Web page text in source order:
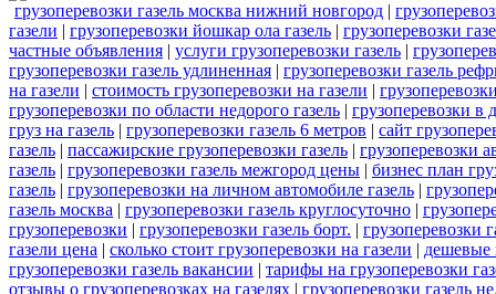
грузоперевозки газель москва нижний новгород |
газели | грузоперевозки йошкар ола газель | грузоперевозки
частные объявления | услуги грузоперевозки газель |
грузоперевозки газель удлиненная | грузоперевозки газель
на газели | стоимость грузоперевозки на газели |
грузоперевозки по области недорого газель | грузоперевозки в
груз на газель | грузоперевозки газель 6 метров | сайт
газель | пассажирские грузоперевозки газель | грузоперевозки
газель | грузоперевозки газель межгород цены | бизнес план
газель | грузоперевозки на личном автомобиле газель |
газель москва | грузоперевозки газель круглосуточно |
грузоперевозки | грузоперевозки газель борт. | грузоперевозки
газели цена | сколько стоит грузоперевозки на газели | дешевые
грузоперевозки газель вакансии | тарифы на грузоперевозки
отзывы о грузоперевозках на газелях | грузоперевозки газель